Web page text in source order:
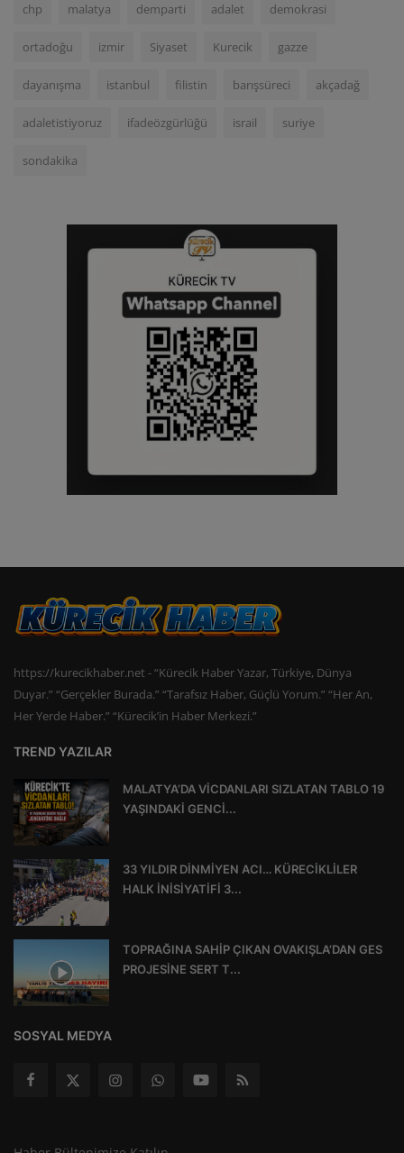
chp malatya demparti adalet demokrasi
ortadoğu izmir Siyaset Kurecik gazze
dayanışma istanbul filistin barışsüreci akçadağ
adaletistiyoruz ifadeözgürlüğü israil suriye
sondakika
https://kurecikhaber.net - “Kürecik Haber Yazar, Türkiye, Dünya
Duyar.” “Gerçekler Burada.” “Tarafsız Haber, Güçlü Yorum.” “Her An,
Her Yerde Haber.” “Kürecik’in Haber Merkezi.”
TREND YAZILAR
MALATYA’DA VİCDANLARI SIZLATAN TABLO 19
YAŞINDAKİ GENCİ...
33 YILDIR DİNMİYEN ACI… KÜRECİKLİLER
HALK İNİSİYATİFİ 3...
TOPRAĞINA SAHİP ÇIKAN OVAKIŞLA’DAN GES
PROJESİNE SERT T...
SOSYAL MEDYA